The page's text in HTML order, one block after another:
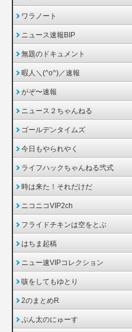
ワラノート
ニュース速報BIP
無題のドキュメント
暇人＼(^o^)／速報
がぞ〜速報
ニュース２ちゃんねる
ゴールデンタイムズ
今日もやられやく
ライフハックちゃんねる弐式
時は来た！それだけだ
ニコニコVIP2ch
フライドチキンは空をとぶ
はちま起稿
ニュー速VIPコレクション
咳をしてもゆとり
2のまとめR
ぷん太のにゅーす